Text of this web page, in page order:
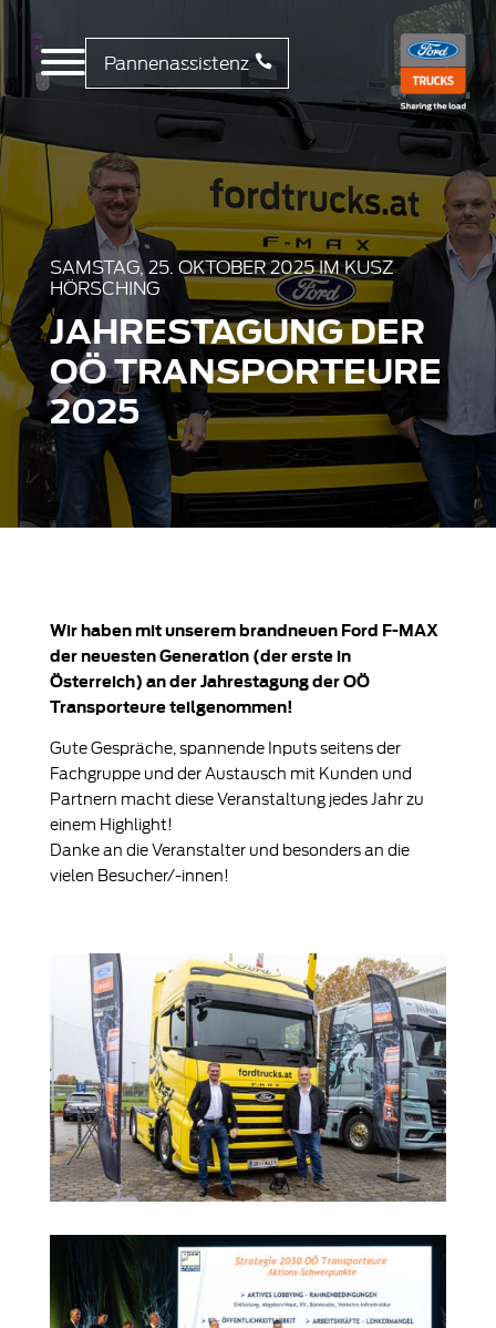
Pannenassistenz
SAMSTAG, 25. OKTOBER 2025 IM KUSZ
HÖRSCHING
JAHRESTAGUNG DER
OÖ TRANSPORTEURE
2025
Wir haben mit unserem brandneuen Ford F-MAX
der neuesten Generation (der erste in
Österreich) an der Jahrestagung der OÖ
Transporteure teilgenommen!
Gute Gespräche, spannende Inputs seitens der
Fachgruppe und der Austausch mit Kunden und
Partnern macht diese Veranstaltung jedes Jahr zu
einem Highlight!
Danke an die Veranstalter und besonders an die
vielen Besucher/-innen!